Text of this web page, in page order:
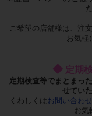
ご希望の店舗様は、注
お気軽
◆ 定期
定期検査等でまとまっ
せてい
くわしくはお問い合わ
お気